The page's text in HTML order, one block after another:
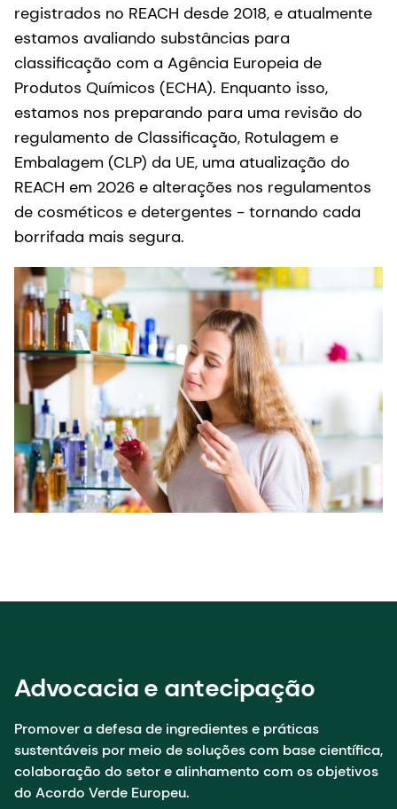
registrados no REACH desde 2018, e atualmente
estamos avaliando substâncias para
classificação com a Agência Europeia de
Produtos Químicos (ECHA). Enquanto isso,
estamos nos preparando para uma revisão do
regulamento de Classificação, Rotulagem e
Embalagem (CLP) da UE, uma atualização do
REACH em 2026 e alterações nos regulamentos
de cosméticos e detergentes - tornando cada
borrifada mais segura.
Advocacia e antecipação
Promover a defesa de ingredientes e práticas
sustentáveis por meio de soluções com base científica,
colaboração do setor e alinhamento com os objetivos
do Acordo Verde Europeu.